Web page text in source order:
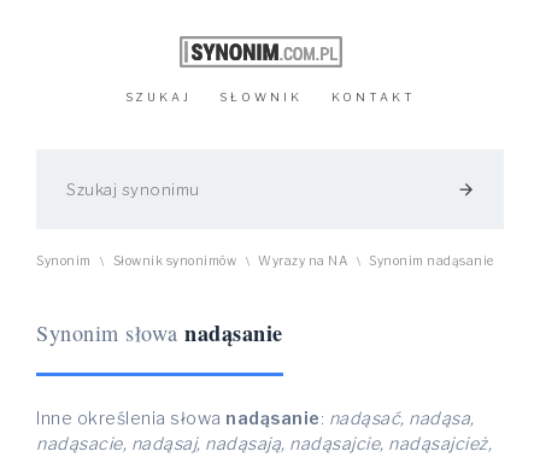
SZUKAJ SŁOWNIK KONTAKT
arrow_forward
Synonim \ Słownik synonimów \ Wyrazy na NA \ Synonim nadąsanie
Synonim słowa nadąsanie
Inne określenia słowa nadąsanie: nadąsać, nadąsa,
nadąsacie, nadąsaj, nadąsają, nadąsajcie, nadąsajcież,